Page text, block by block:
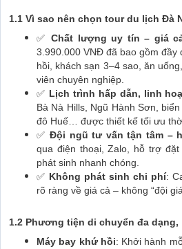
1.1 Vì sao nên chọn tour du lịch Đà
✅ Chất lượng uy tín – giá
3.990.000 VNĐ đã bao gồm đầy
hồi, khách sạn 3–4 sao, ăn
viên chuyên nghiệp.
✅ Lịch trình hấp dẫn, linh
Bà Nà Hills, Ngũ Hành Sơn,
đô Huế… được thiết kế tối ưu
✅Đội ngũ tư vấn tận tâm –
qua điện thoại, Zalo, hỗ trợ
phát sinh nhanh chóng.
✅ Không phát sinh chi phí:
rõ ràng về giá cả – không “đội
1.2 Phương tiện di chuyển đa
Máy bay khứ hồi: Khởi hành